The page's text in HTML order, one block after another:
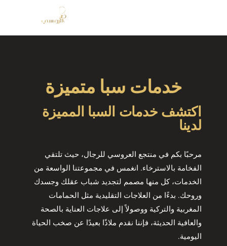
خدمات سبا متميزة
اكتشف خدمات السبا المميزة
لدينا
مرحبًا بكم في منتجع العروسي للرجال، حيث تلتقي
الفخامة بالاسترخاء. انغمس في مجموعتنا الواسعة من
الخدمات، كل منها مصمم لتجديد شباب عقلك وجسدك
وروحك. بدءًا من العلاجات التقليدية مثل الحمامات
المغربية والتركية ووصولاً إلى علاجات العناية بالصحة
والعافية الحديثة، فإننا نقدم ملاذًا بعيدًا عن صخب الحياة
اليومية.